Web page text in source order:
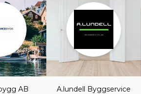
Alliance bygg AB
A.lundell Byggservice